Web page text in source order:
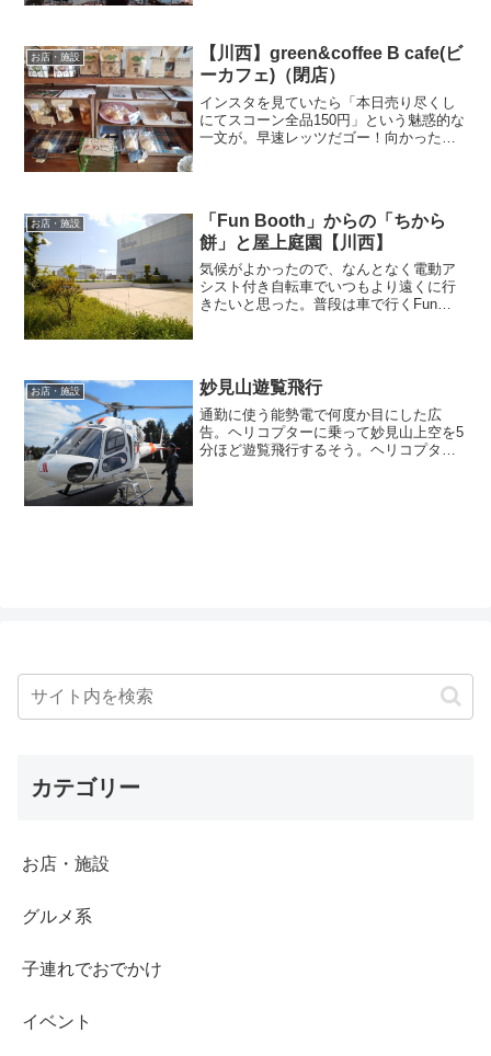
お店・施設
【川西】green&coffee B cafe(ビ
ーカフェ)（閉店）
インスタを見ていたら「本日売り尽くし
にてスコーン全品150円」という魅惑的な
一文が。早速レッツだゴー！向かった先
お店・施設
「Fun Booth」からの「ちから
餅」と屋上庭園【川西】
気候がよかったので、なんとなく電動ア
シスト付き自転車でいつもより遠くに行
きたいと思った。普段は車で行くFun
た。足ふ...
お店・施設 妙見山遊覧飛行
通勤に使う能勢電で何度か目にした広
告。ヘリコプターに乗って妙見山上空を5
分ほど遊覧飛行するそう。ヘリコプター
カテゴリー
お店・施設
グルメ系
子連れでおでかけ
イベント